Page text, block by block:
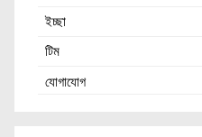
ইচ্ছা
টিম
যোগাযোগ